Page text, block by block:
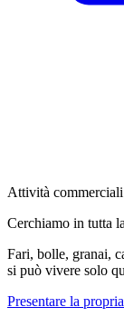
Attività
Cerchiamo in tutta
Fari, bolle, granai,
si può vivere solo
Presentare la